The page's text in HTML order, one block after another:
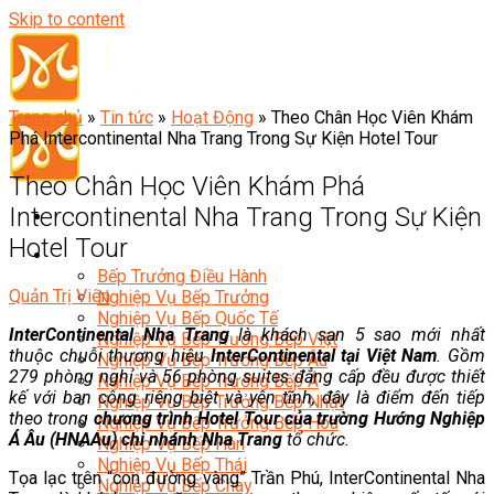
Skip to content
Đầu Bếp
Bếp Trưởng Điều Hành
Nghiệp Vụ Bếp Trưởng
Nghiệp Vụ Bếp Quốc Tế
Nghiệp Vụ Bếp Trưởng Bếp Việt
Nghiệp Vụ Bếp Trưởng Bếp Âu
Nghiệp Vụ Bếp Trưởng Bếp Á
Nghiệp Vụ Bếp Trưởng Bếp Nhật
Nghiệp Vụ Bếp Trưởng Bếp Hoa
Nghiệp Vụ Bếp Hàn
Nghiệp Vụ Bếp Thái
Nghiệp Vụ Bếp Chay
Trang chủ » Tin tức » Hoạt Động » Theo Chân Học Viên Khám
Phá Intercontinental Nha Trang Trong Sự Kiện Hotel Tour
Theo Chân Học Viên Khám Phá
Intercontinental Nha Trang Trong Sự Kiện
Hotel Tour
Quản Trị Viên
InterContinental Nha Tranglà khách sạn 5 sao mới nhất
thuộc chuỗi thương hiệuInterContinental tại Việt Nam. Gồm
279 phòng nghỉ và 56 phòng suites đẳng cấp đều được thiết
kế với ban công riêng biệt và yên tĩnh, đây là điểm đến tiếp
theo trong chương trình Hotel Tour của trường Hướng Nghiệp
Á Âu (HNAAu) chi nhánh Nha Trang tổ chức.
Tọa lạc trên “con đường vàng” Trần Phú, InterContinental Nha